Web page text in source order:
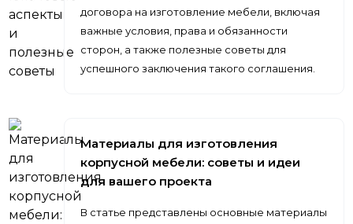
договора на изготовление мебели, включая
важные условия, права и обязанности
сторон, а также полезные советы для
успешного заключения такого соглашения.
Материалы для изготовления
корпусной мебели: советы и идеи
для вашего проекта
В статье представлены основные материалы